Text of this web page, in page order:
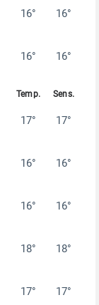
16° 16°
16° 16°
17° 17°
16° 16°
16° 16°
18° 18°
17° 17°